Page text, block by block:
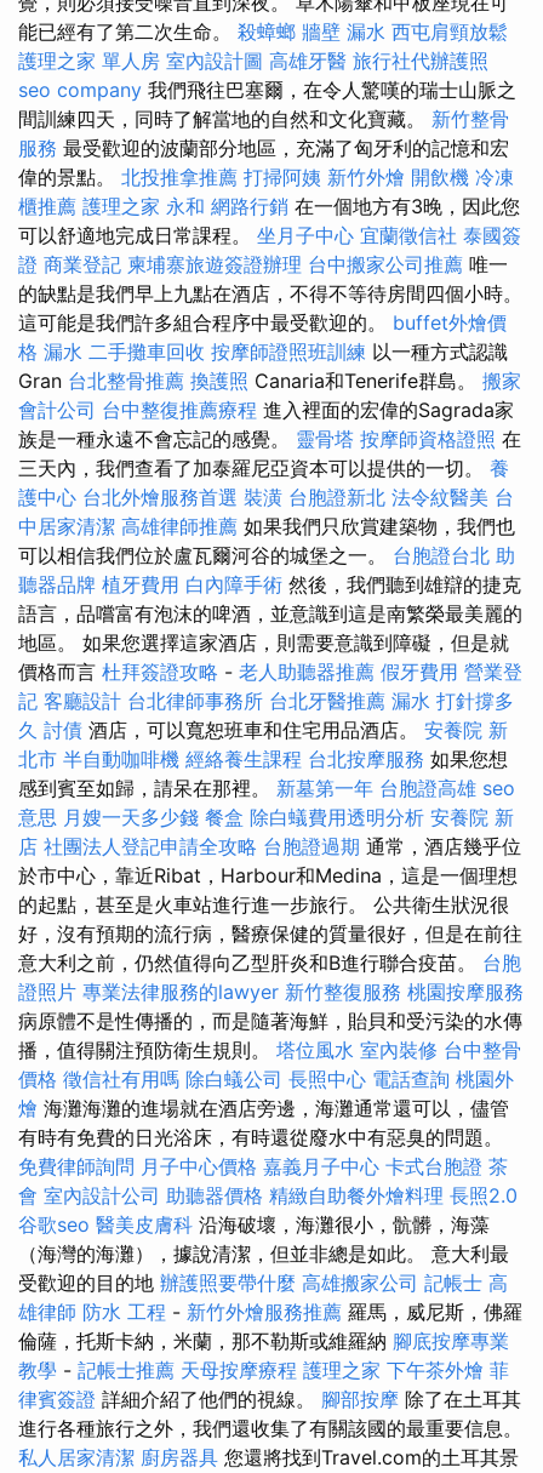
能已經有了第二次生命。 殺蟑螂 牆壁 漏水 西屯肩頸放鬆
護理之家 單人房 室內設計圖 高雄牙醫 旅行社代辦護照
seo company 我們飛往巴塞爾，在令人驚嘆的瑞士山脈之
間訓練四天，同時了解當地的自然和文化寶藏。 新竹整骨
服務 最受歡迎的波蘭部分地區，充滿了匈牙利的記憶和宏
偉的景點。 北投推拿推薦 打掃阿姨 新竹外燴 開飲機 冷凍
櫃推薦 護理之家 永和 網路行銷 在一個地方有3晚，因此您
可以舒適地完成日常課程。 坐月子中心 宜蘭徵信社 泰國簽
證 商業登記 柬埔寨旅遊簽證辦理 台中搬家公司推薦 唯一
的缺點是我們早上九點在酒店，不得不等待房間四個小時。
這可能是我們許多組合程序中最受歡迎的。 buffet外燴價
格 漏水 二手攤車回收 按摩師證照班訓練 以一種方式認識
Gran 台北整骨推薦 換護照 Canaria和Tenerife群島。 搬家
會計公司 台中整復推薦療程 進入裡面的宏偉的Sagrada家
族是一種永遠不會忘記的感覺。 靈骨塔 按摩師資格證照 在
三天內，我們查看了加泰羅尼亞資本可以提供的一切。 養
護中心 台北外燴服務首選 裝潢 台胞證新北 法令紋醫美 台
中居家清潔 高雄律師推薦 如果我們只欣賞建築物，我們也
可以相信我們位於盧瓦爾河谷的城堡之一。 台胞證台北 助
聽器品牌 植牙費用 白內障手術 然後，我們聽到雄辯的捷克
語言，品嚐富有泡沫的啤酒，並意識到這是南繁榮最美麗的
地區。 如果您選擇這家酒店，則需要意識到障礙，但是就
價格而言 杜拜簽證攻略 - 老人助聽器推薦 假牙費用 營業登
記 客廳設計 台北律師事務所 台北牙醫推薦 漏水 打針撐多
久 討債 酒店，可以寬恕班車和住宅用品酒店。 安養院 新
北市 半自動咖啡機 經絡養生課程 台北按摩服務 如果您想
感到賓至如歸，請呆在那裡。 新墓第一年 台胞證高雄 seo
意思 月嫂一天多少錢 餐盒 除白蟻費用透明分析 安養院 新
店 社團法人登記申請全攻略 台胞證過期 通常，酒店幾乎位
於市中心，靠近Ribat，Harbour和Medina，這是一個理想
的起點，甚至是火車站進行進一步旅行。 公共衛生狀況很
好，沒有預期的流行病，醫療保健的質量很好，但是在前往
意大利之前，仍然值得向乙型肝炎和B進行聯合疫苗。 台胞
證照片 專業法律服務的lawyer 新竹整復服務 桃園按摩服務
病原體不是性傳播的，而是隨著海鮮，貽貝和受污染的水傳
播，值得關注預防衛生規則。 塔位風水 室內裝修 台中整骨
價格 徵信社有用嗎 除白蟻公司 長照中心 電話查詢 桃園外
燴 海灘海灘的進場就在酒店旁邊，海灘通常還可以，儘管
有時有免費的日光浴床，有時還從廢水中有惡臭的問題。
免費律師詢問 月子中心價格 嘉義月子中心 卡式台胞證 茶
會 室內設計公司 助聽器價格 精緻自助餐外燴料理 長照2.0
谷歌seo 醫美皮膚科 沿海破壞，海灘很小，骯髒，海藻
（海灣的海灘），據說清潔，但並非總是如此。 意大利最
受歡迎的目的地 辦護照要帶什麼 高雄搬家公司 記帳士 高
雄律師 防水 工程 - 新竹外燴服務推薦 羅馬，威尼斯，佛羅
倫薩，托斯卡納，米蘭，那不勒斯或維羅納 腳底按摩專業
教學 - 記帳士推薦 天母按摩療程 護理之家 下午茶外燴 菲
律賓簽證 詳細介紹了他們的視線。 腳部按摩 除了在土耳其
進行各種旅行之外，我們還收集了有關該國的最重要信息。
私人居家清潔 廚房器具 您還將找到Travel.com的土耳其景